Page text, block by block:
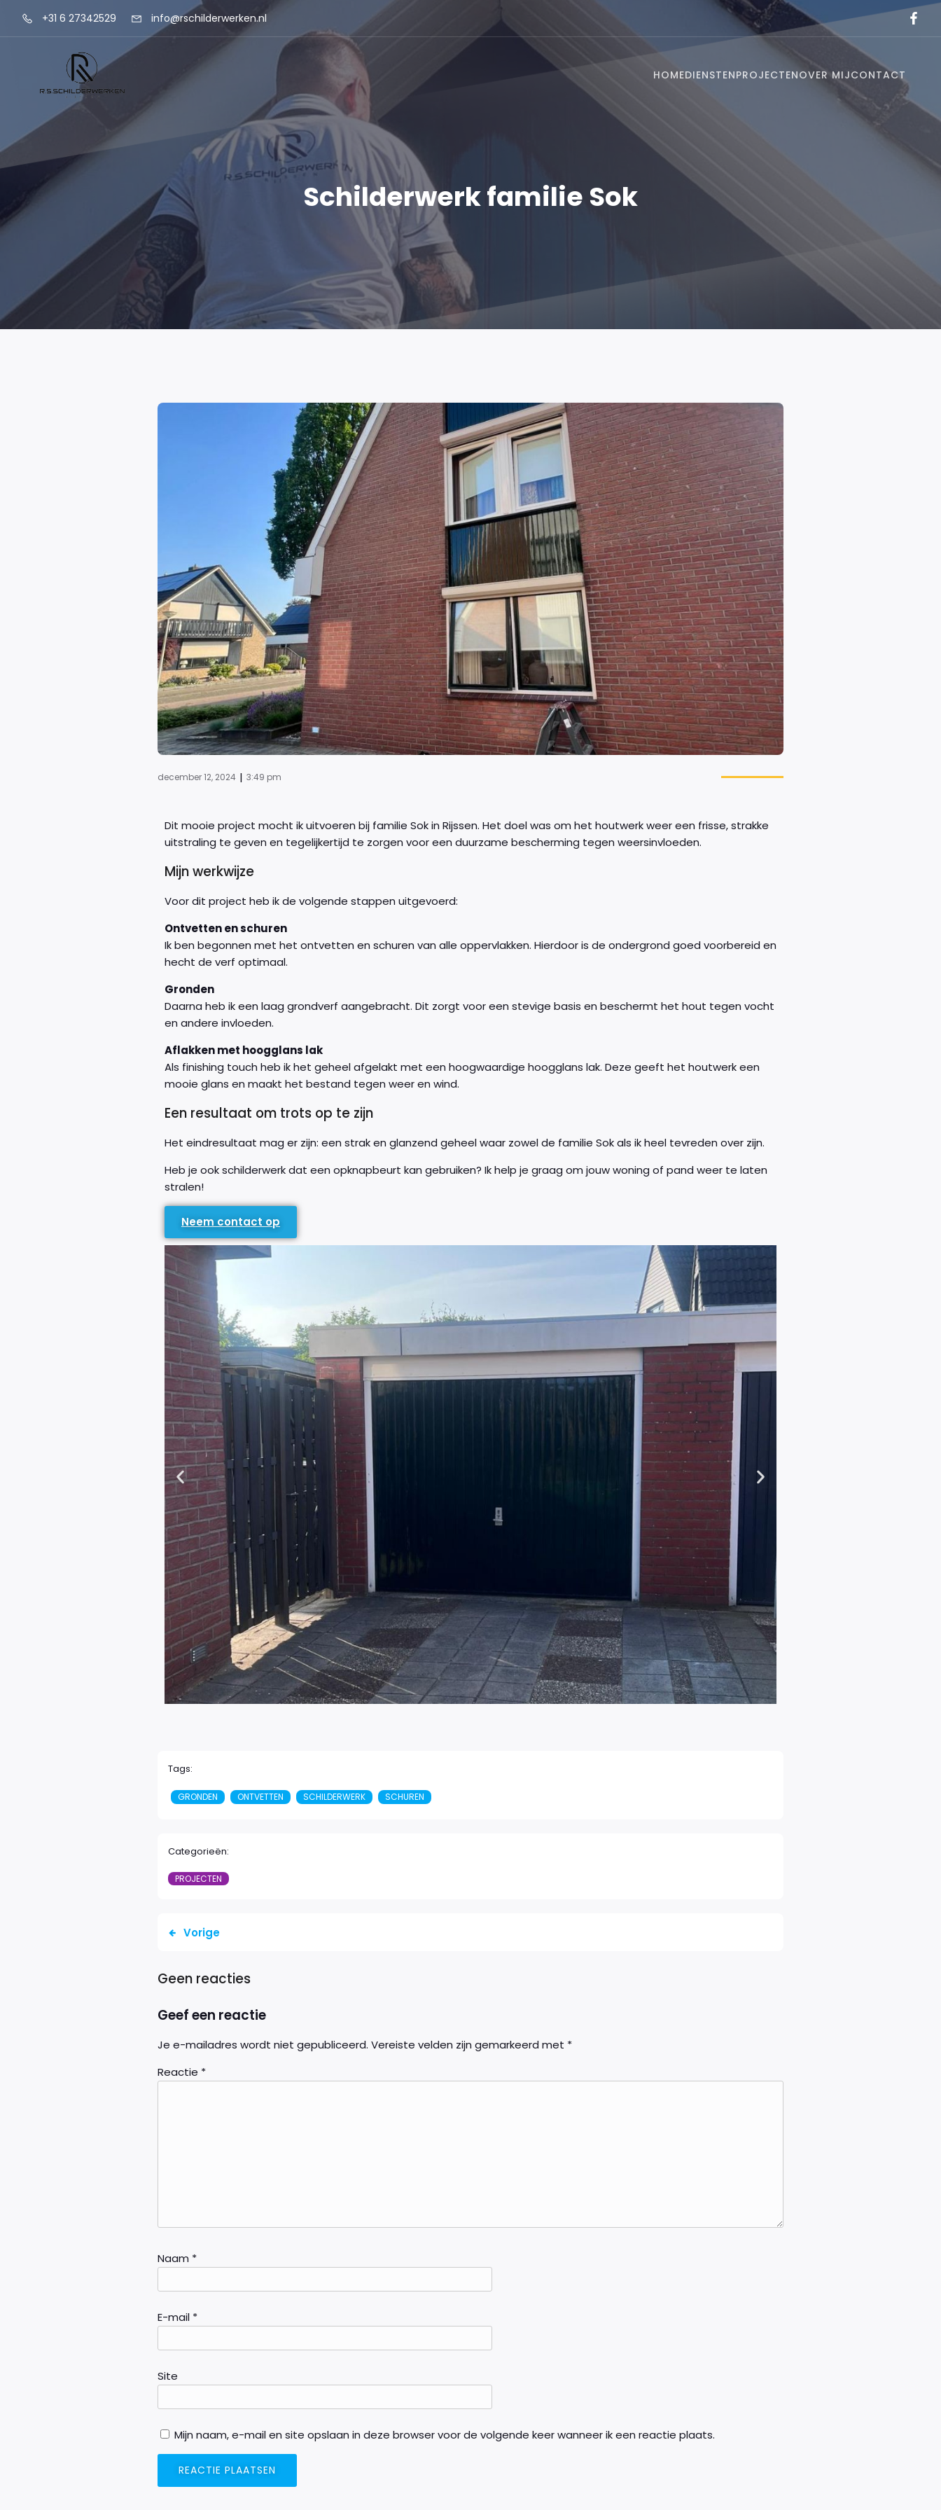
+31 6 27342529 info@rschilderwerken.nl
HOMEDIENSTENPROJECTENOVER MIJCONTACT
Schilderwerk familie Sok
december 12, 2024 | 3:49 pm
Dit mooie project mocht ik uitvoeren bij familie Sok in Rijssen. Het doel was om het houtwerk weer een frisse, strakke
uitstraling te geven en tegelijkertijd te zorgen voor een duurzame bescherming tegen weersinvloeden.
Mijn werkwijze
Voor dit project heb ik de volgende stappen uitgevoerd:
Ontvetten en schuren
Ik ben begonnen met het ontvetten en schuren van alle oppervlakken. Hierdoor is de ondergrond goed voorbereid en
hecht de verf optimaal.
Gronden
Daarna heb ik een laag grondverf aangebracht. Dit zorgt voor een stevige basis en beschermt het hout tegen vocht
en andere invloeden.
Aflakken met hoogglans lak
Als finishing touch heb ik het geheel afgelakt met een hoogwaardige hoogglans lak. Deze geeft het houtwerk een
mooie glans en maakt het bestand tegen weer en wind.
Een resultaat om trots op te zijn
Het eindresultaat mag er zijn: een strak en glanzend geheel waar zowel de familie Sok als ik heel tevreden over zijn.
Heb je ook schilderwerk dat een opknapbeurt kan gebruiken? Ik help je graag om jouw woning of pand weer te laten
stralen!
Neem contact op
Tags:
GRONDEN ONTVETTEN SCHILDERWERK SCHUREN
Categorieën:
PROJECTEN
Vorige
Geen reacties
Geef een reactie
Je e-mailadres wordt niet gepubliceerd. Vereiste velden zijn gemarkeerd met *
Reactie *
Naam *
E-mail *
Site
Mijn naam, e-mail en site opslaan in deze browser voor de volgende keer wanneer ik een reactie plaats.